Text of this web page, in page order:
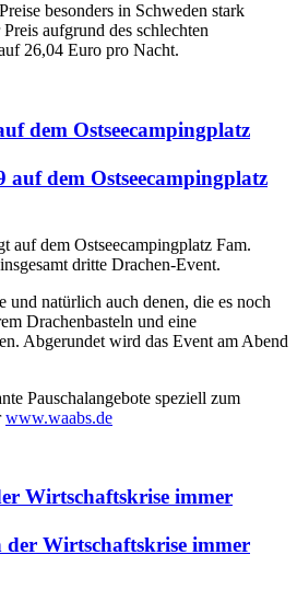
besonders in Schweden stark
aufgrund des schlechten
26,04 Euro pro Nacht.
dem Ostseecampingplatz
auf dem Ostseecampingplatz Fam.
dritte Drachen-Event.
und natürlich auch denen, die es noch
Drachenbasteln und eine
Abgerundet wird das Event am Abend
Pauschalangebote speziell zum
www.waabs.de
Wirtschaftskrise immer